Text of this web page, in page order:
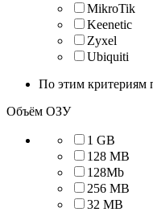
MikroTik
Keenetic
Zyxel
Ubiquiti
По этим критериям
Объём ОЗУ
1 GB
128 MB
128Mb
256 MB
32 MB